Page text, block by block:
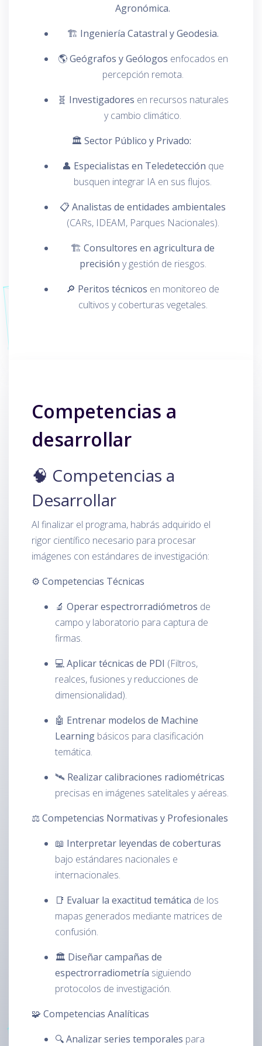
Agronómica.
🏗️ Ingeniería Catastral y Geodesia.
🌎Geógrafos y Geólogos enfocados en
percepción remota.
🧬 Investigadores en recursos naturales
y cambio climático.
🏛️ Sector Público y Privado:
👤 Especialistas en Teledetección que
busquen integrar IA en sus flujos.
📋Analistas de entidades ambientales
(CARs, IDEAM, Parques Nacionales).
🏗️ Consultores en agricultura de
precisión y gestión de riesgos.
🔎 Peritos técnicos en monitoreo de
cultivos y coberturas vegetales.
Competencias a
desarrollar
🧠 Competencias a
Desarrollar
Al finalizar el programa, habrás adquirido el
rigor científico necesario para procesar
imágenes con estándares de investigación:
⚙️ Competencias Técnicas
🔬 Operar espectrorradiómetros de
campo y laboratorio para captura de
firmas.
💻Aplicar técnicas de PDI (Filtros,
realces, fusiones y reducciones de
dimensionalidad).
🤖 Entrenar modelos de Machine
Learning básicos para clasificación
temática.
🛰️ Realizar calibraciones radiométricas
precisas en imágenes satelitales y aéreas.
⚖️ Competencias Normativas y Profesionales
📖 Interpretar leyendas de coberturas
bajo estándares nacionales e
internacionales.
📑 Evaluar la exactitud temática de los
mapas generados mediante matrices de
confusión.
🏛️ Diseñar campañas de
espectrorradiometría siguiendo
protocolos de investigación.
🧩 Competencias Analíticas
🔍Analizar series temporales para